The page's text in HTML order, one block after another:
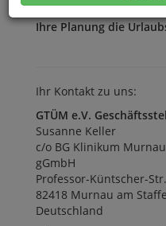
Bitte beachten Sie bei
Ihre Planung die
Ihr Kontakt zu uns:
GTÜM e.V.
Susanne Keller
c/o BG Klinikum Murnau
gGmbH
Professor-Küntscher-
82418 Murnau am
Deutschland